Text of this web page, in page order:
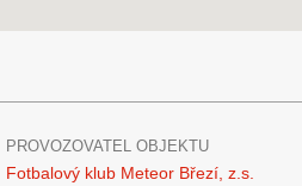
PROVOZOVATEL OBJEKTU
Fotbalový klub Meteor Březí, z.s.